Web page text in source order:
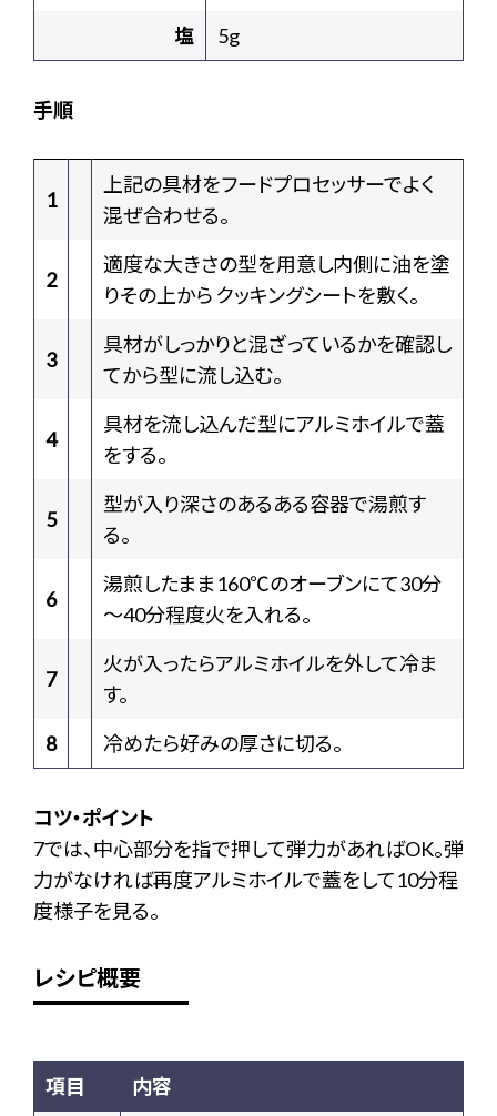
塩
5g
手順
1
上記の具材をフードプロセッサーでよく
混ぜ合わせる。
2
適度な大きさの型を用意し内側に油を塗
りその上から クッキングシートを敷く。
3
具材がしっかりと混ざっているかを確認し
てから型に流し込む。
4
具材を流し込んだ型にアルミホイルで蓋
をする。
5
型が入り深さのあるある容器で湯煎す
る。
6
湯煎したまま160℃のオーブンにて30分
～40分程度火を入れる。
7
火が入ったらアルミホイルを外して冷ま
す。
8
冷めたら好みの厚さに切る。
コツ・ポイント
7では、中心部分を指で押して弾力があればOK。弾
力がなければ再度アルミホイルで蓋をして10分程
度様子を見る。
レシピ概要
項目 内容